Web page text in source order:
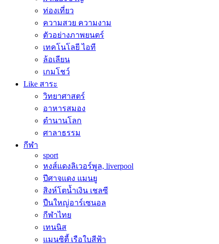
ท่องเที่ยว
ความสวย ความงาม
ตัวอย่างภาพยนตร์
เทคโนโลยี ไอที
ล้อเลียน
เกมโชว์
Like สาระ
วิทยาศาสตร์
อาหารสมอง
ตำนานโลก
ศาลาธรรม
กีฬา
sport
หงส์แดงลิเวอร์พูล, liverpool
ปีศาจแดง แมนยู
สิงห์โตน้ำเงิน เชลซี
ปืนใหญ่อาร์เซนอล
กีฬาไทย
เทนนิส
แมนซิตี้ เรือใบสีฟ้า